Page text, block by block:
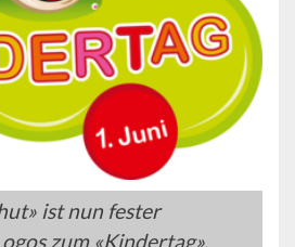
ist nun fester
zum «Kindertag».